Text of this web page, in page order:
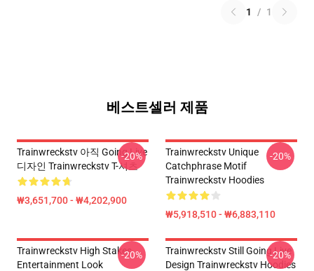
1 / 1
베스트셀러 제품
Trainwreckstv 아직 Going Live
디자인 Trainwreckstv T-셔츠
₩3,651,700 - ₩4,202,900
-20%
Trainwreckstv Unique
Catchphrase Motif
Trainwreckstv Hoodies
₩5,918,510 - ₩6,883,110
-20%
Trainwreckstv High Stakes
Entertainment Look
-20%
Trainwreckstv Still Going Live
Design Trainwreckstv Hoodies
-20%